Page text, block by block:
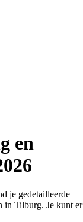
en
je gedetailleerde
in Tilburg. Je kunt er